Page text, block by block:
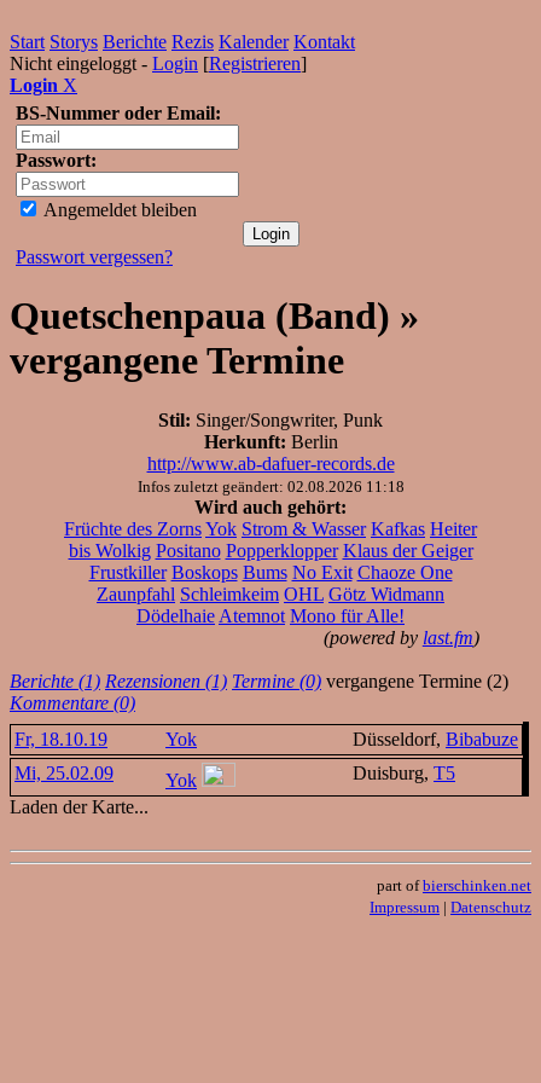
Start Storys Berichte Rezis Kalender Kontakt
Nicht eingeloggt - Login [Registrieren]
Login X
BS-Nummer oder Email:
Passwort:
Angemeldet bleiben
Passwort vergessen?
Quetschenpaua (Band) »
vergangene Termine
Stil: Singer/Songwriter, Punk
Herkunft: Berlin
http://www.ab-dafuer-records.de
Infos zuletzt geändert: 02.08.2026 11:18
Wird auch gehört:
Früchte des ZornsYok Strom & Wasser Kafkas Heiter
bis Wolkig Positano Popperklopper Klaus der Geiger
Frustkiller Boskops Bums No Exit Chaoze One
Zaunpfahl Schleimkeim OHL Götz Widmann
Dödelhaie Atemnot Mono für Alle!
(powered by last.fm)
Berichte (1) Rezensionen (1) Termine (0) vergangene Termine (2)
Kommentare (0)
Fr, 18.10.19
Yok Düsseldorf, Bibabuze
Mi, 25.02.09
Yok Duisburg, T5
Laden der Karte...
part ofbierschinken.net
Impressum | Datenschutz